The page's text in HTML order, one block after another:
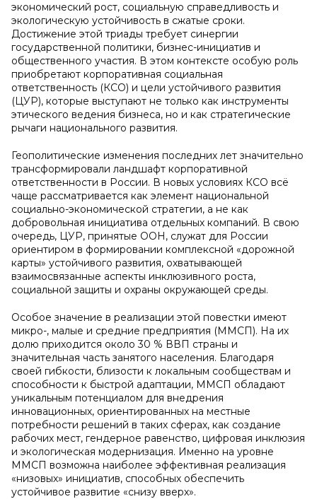
экономический рост, социальную справедливость и
экологическую устойчивость в сжатые сроки.
Достижение этой триады требует синергии
государственной политики, бизнес-инициатив и
общественного участия. В этом контексте особую роль
приобретают корпоративная социальная
ответственность (КСО) и цели устойчивого развития
(ЦУР), которые выступают не только как инструменты
этического ведения бизнеса, но и как стратегические
рычаги национального развития.
Геополитические изменения последних лет значительно
трансформировали ландшафт корпоративной
ответственности в России. В новых условиях КСО всё
чаще рассматривается как элемент национальной
социально-экономической стратегии, а не как
добровольная инициатива отдельных компаний. В свою
очередь, ЦУР, принятые ООН, служат для России
ориентиром в формировании комплексной «дорожной
карты» устойчивого развития, охватывающей
взаимосвязанные аспекты инклюзивного роста,
социальной защиты и охраны окружающей среды.
Особое значение в реализации этой повестки имеют
микро-, малые и средние предприятия (ММСП). На их
долю приходится около 30 % ВВП страны и
значительная часть занятого населения. Благодаря
своей гибкости, близости к локальным сообществам и
способности к быстрой адаптации, ММСП обладают
уникальным потенциалом для внедрения
инновационных, ориентированных на местные
потребности решений в таких сферах, как создание
рабочих мест, гендерное равенство, цифровая инклюзия
и экологическая модернизация. Именно на уровне
ММСП возможна наиболее эффективная реализация
«низовых» инициатив, способных обеспечить
устойчивое развитие «снизу вверх».